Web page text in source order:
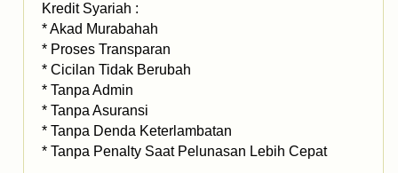
Kredit Syariah :
* Akad Murabahah
* Proses Transparan
* Cicilan Tidak Berubah
* Tanpa Admin
* Tanpa Asuransi
* Tanpa Denda Keterlambatan
* Tanpa Penalty Saat Pelunasan Lebih Cepat